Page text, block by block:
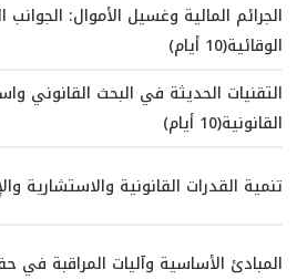
الجرائم المالية وغسيل الأموال: الجوانب
الوقائية(10 أيام)
التقنيات الحديثة في البحث القانوني
القانونية(10 أيام)
تنمية القدرات القانونية والاستشارية
المبادئ الأساسية وآليات المراقبة في